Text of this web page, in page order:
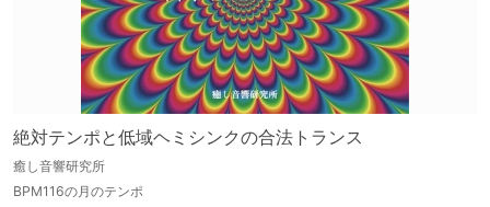
絶対テンポと低域ヘミシンクの合法トランス
癒し音響研究所
BPM116の月のテンポ